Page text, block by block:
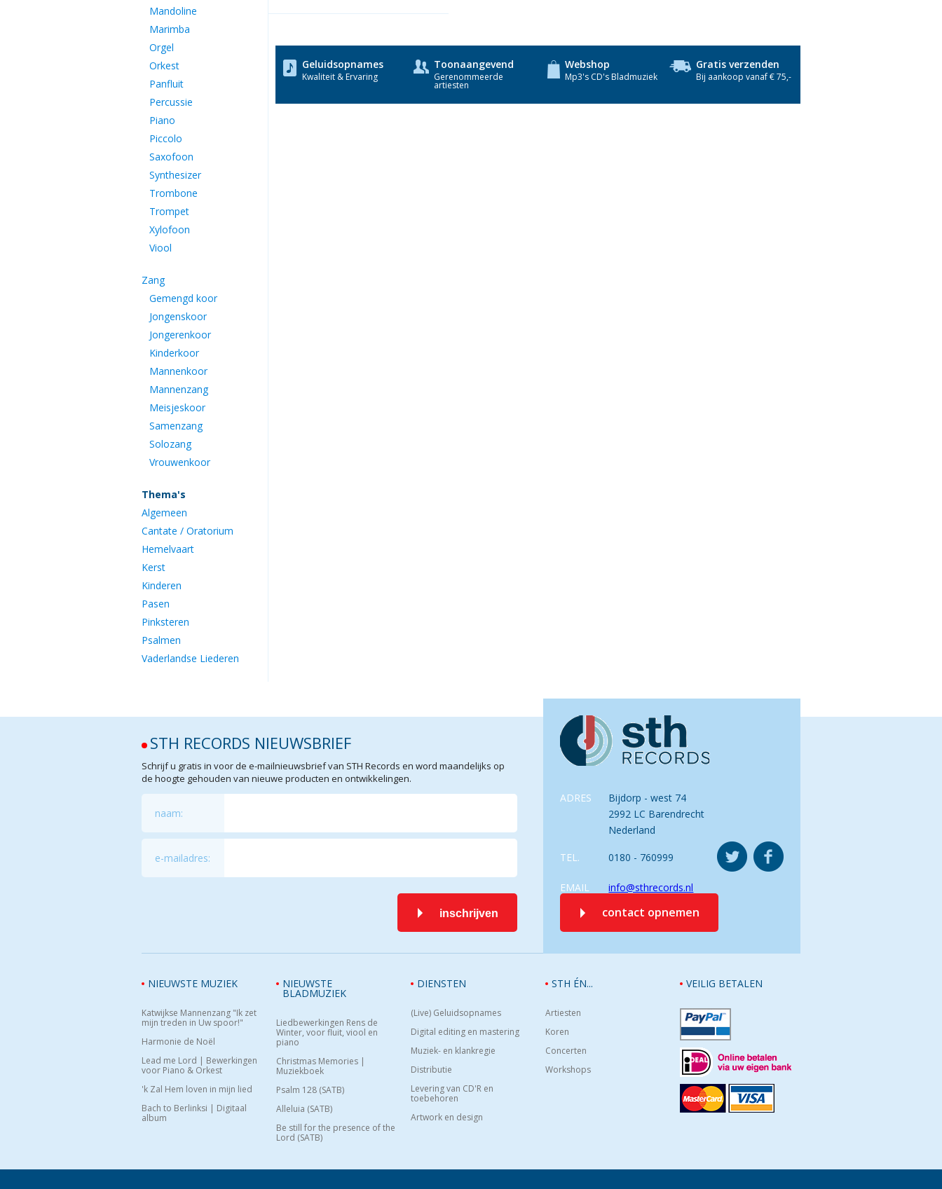
Mandoline
Marimba
Orgel
Orkest
Panfluit
Percussie
Piano
Piccolo
Saxofoon
Synthesizer
Trombone
Trompet
Xylofoon
Viool
Zang
Gemengd koor
Jongenskoor
Jongerenkoor
Kinderkoor
Mannenkoor
Mannenzang
Meisjeskoor
Samenzang
Solozang
Vrouwenkoor
Thema's
Algemeen
Cantate / Oratorium
Hemelvaart
Kerst
Kinderen
Pasen
Pinksteren
Psalmen
Vaderlandse Liederen
Geluidsopnames
Kwaliteit & Ervaring
Toonaangevend
Gerenommeerde
artiesten
Webshop
Mp3's CD's Bladmuziek
Gratis verzenden
Bij aankoop vanaf € 75,-
ADRES
Bijdorp - west 74
2992 LC Barendrecht
Nederland
TEL. 0180 - 760999
EMAIL info@sthrecords.nl
contact opnemen
STH RECORDS NIEUWSBRIEF
Schrijf u gratis in voor de e-mailnieuwsbrief van STH Records en word maandelijks op
de hoogte gehouden van nieuwe producten en ontwikkelingen.
naam:
e-mailadres:
inschrijven
VEILIG BETALEN
NIEUWSTE MUZIEK
Katwijkse Mannenzang "Ik zet
mijn treden in Uw spoor!"
Harmonie de Noël
Lead me Lord | Bewerkingen
voor Piano & Orkest
'k Zal Hem loven in mijn lied
Bach to Berlinksi | Digitaal
album
NIEUWSTE
BLADMUZIEK
Liedbewerkingen Rens de
Winter, voor fluit, viool en
piano
Christmas Memories |
Muziekboek
Psalm 128 (SATB)
Alleluia (SATB)
Be still for the presence of the
Lord (SATB)
DIENSTEN
(Live) Geluidsopnames
Digital editing en mastering
Muziek- en klankregie
Distributie
Levering van CD'R en
toebehoren
Artwork en design
STH ÉN...
Artiesten
Koren
Concerten
Workshops